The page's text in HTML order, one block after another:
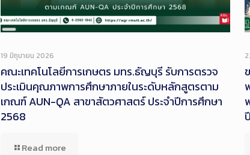
Long
19 มิถุนายน 2026
คณะเทคโนโลยีการเกษตร มทร.ธัญบุรี รับการตรวจ
ประเมินคุณภาพการศึกษาภายในระดับหลักสูตรตาม
เกณฑ์ AUN-QA สาขาสัตวศาสตร์ ประจำปีการศึกษา
2568
Read more